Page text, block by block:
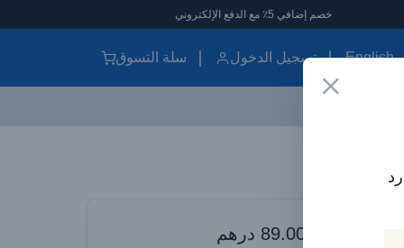
خصم إضافي 5٪ مع الدفع الإلكتروني
English تسجيل الدخول سلة التسوق
89.00 درهم